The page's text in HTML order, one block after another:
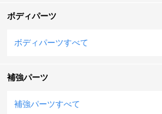
ボディパーツ
ボディパーツすべて
補強パーツ
補強パーツすべて